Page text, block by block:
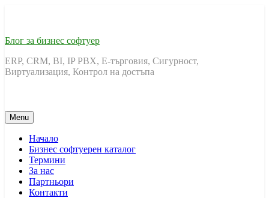
Блог за бизнес софтуер
ERP, CRM, BI, IP PBX, Е-търговия, Сигурност,
Виртуализация, Контрол на достъпа
Menu
Начало
Бизнес софтуерен каталог
Термини
За нас
Партньори
Контакти